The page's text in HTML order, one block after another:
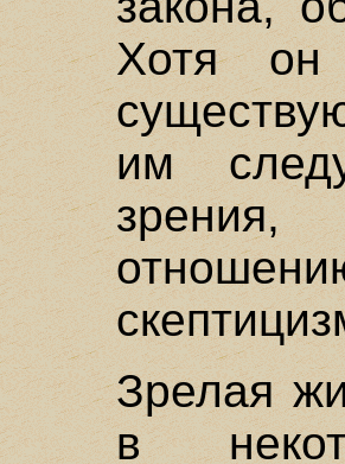
Хотя
им
зрения,
Зрелая
в